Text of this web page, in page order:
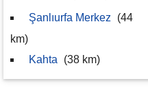
Şanlıurfa Merkez
(44
km)
Kahta
(38 km)